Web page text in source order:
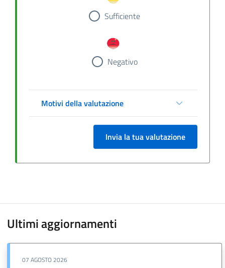
Sufficiente
Negativo
Motivi della valutazione
Invia la tua valutazione
Ultimi aggiornamenti
07 AGOSTO 2026